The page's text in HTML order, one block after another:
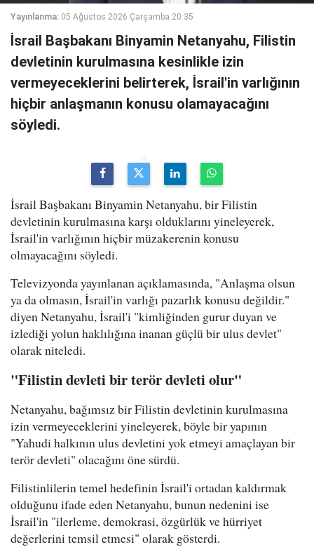
Yayınlanma: 05 Ağustos 2026 Çarşamba 20:35
İsrail Başbakanı Binyamin Netanyahu, Filistin
devletinin kurulmasına kesinlikle izin
vermeyeceklerini belirterek, İsrail'in varlığının
hiçbir anlaşmanın konusu olamayacağını
söyledi.
İsrail Başbakanı Binyamin Netanyahu, bir Filistin
devletinin kurulmasına karşı olduklarını yineleyerek,
İsrail'in varlığının hiçbir müzakerenin konusu
olmayacağını söyledi.
Televizyonda yayınlanan açıklamasında, "Anlaşma olsun
ya da olmasın, İsrail'in varlığı pazarlık konusu değildir."
diyen Netanyahu, İsrail'i "kimliğinden gurur duyan ve
izlediği yolun haklılığına inanan güçlü bir ulus devlet"
olarak niteledi.
"Filistin devleti bir terör devleti olur"
Netanyahu, bağımsız bir Filistin devletinin kurulmasına
izin vermeyeceklerini yineleyerek, böyle bir yapının
"Yahudi halkının ulus devletini yok etmeyi amaçlayan bir
terör devleti" olacağını öne sürdü.
Filistinlilerin temel hedefinin İsrail'i ortadan kaldırmak
olduğunu ifade eden Netanyahu, bunun nedenini ise
İsrail'in "ilerleme, demokrasi, özgürlük ve hürriyet
değerlerini temsil etmesi" olarak gösterdi.